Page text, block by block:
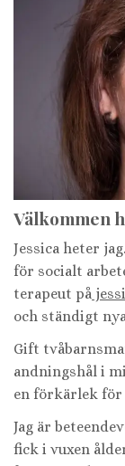
Välkommen
Jessica heter
för socialt
terapeut på
och ständigt
Gift
andningshål i
en förkärlek för
Jag är
fick i vuxen